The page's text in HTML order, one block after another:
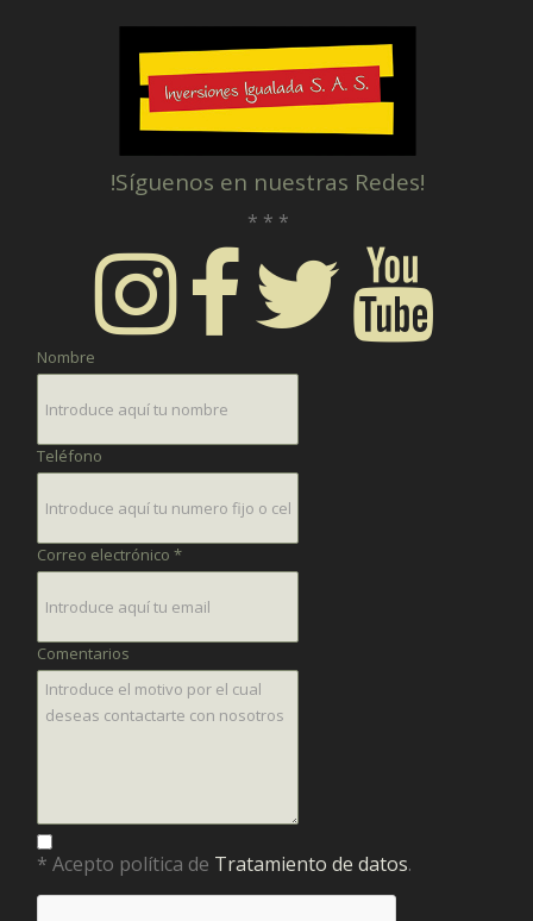
!Síguenos en nuestras Redes!
* * *
Nombre
Teléfono
Correo electrónico *
Comentarios
* Acepto política de Tratamiento de datos.